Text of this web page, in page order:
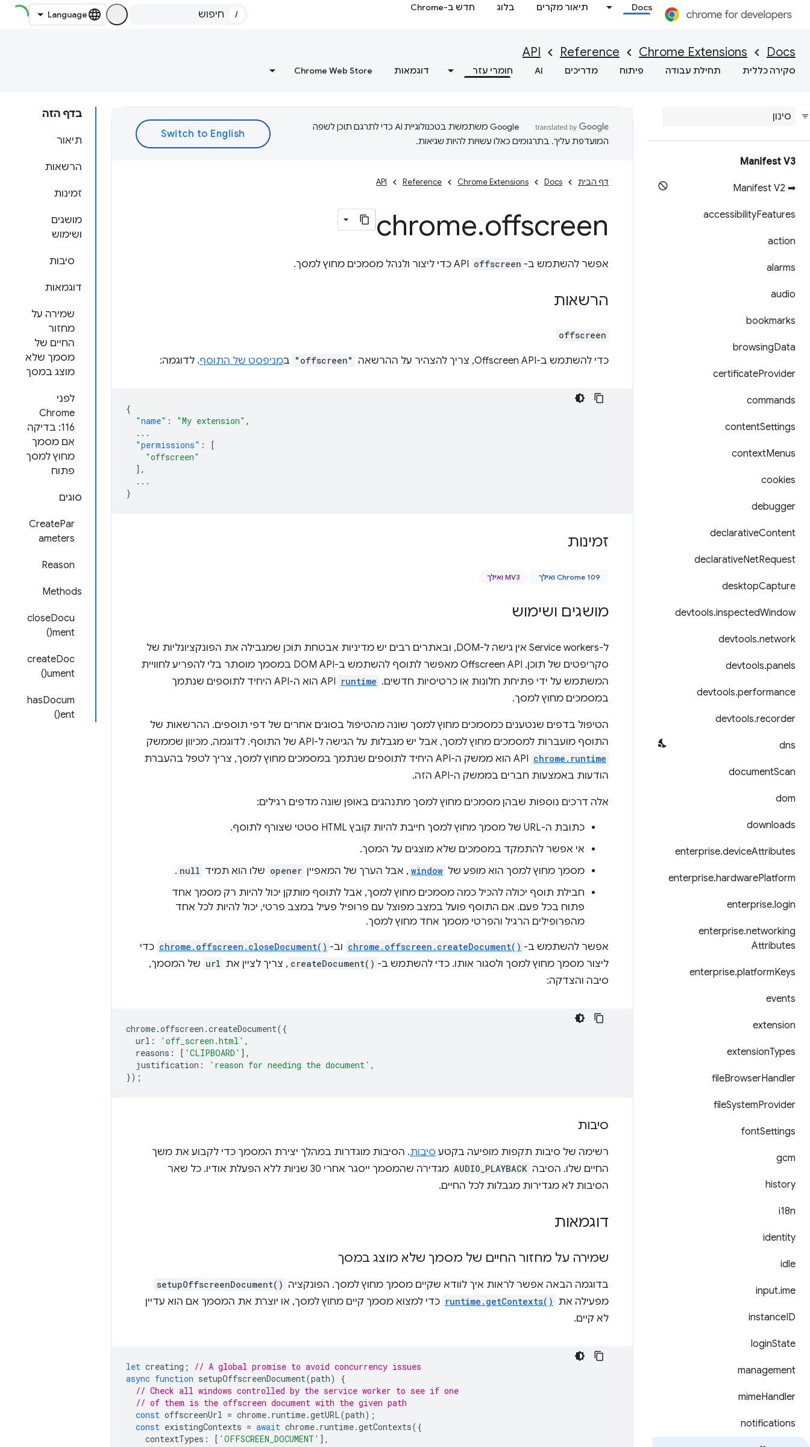
Docs תיאור מקרים בלוג חדש ב-Chrome
/
Docs
Chrome Extensions
Reference
API
סקירה כללית תחילת עבודה פיתוח מדריכים AI חומרי עזר דוגמאות Chrome Web Store
Manifest V3
➡ Manifest V2
accessibilityFeatures
action
alarms
audio
bookmarks
browsingData
certificateProvider
commands
contentSettings
contextMenus
cookies
debugger
declarativeContent
declarativeNetRequest
desktopCapture
devtools.inspectedWindow
devtools.network
devtools.panels
devtools.performance
devtools.recorder
dns
documentScan
dom
downloads
enterprise.deviceAttributes
enterprise.hardwarePlatform
enterprise.login
enterprise.networking
Attributes
enterprise.platformKeys
events
extension
extensionTypes
fileBrowserHandler
fileSystemProvider
fontSettings
gcm
history
i18n
identity
idle
input.ime
instanceID
loginState
management
mimeHandler
notifications
בדף הזה
תיאור
הרשאות
זמינות
מושגים
ושימוש
סיבות
דוגמאות
שמירה על
מחזור
החיים של
מסמך שלא
מוצג במסך
לפני
Chrome
116: בדיקה
אם מסמך
מחוץ למסך
פתוח
סוגים
CreatePar
ameters
Reason
Methods
closeDocu
ment()
createDoc
ument()
hasDocum
ent()
‫Google משתמשת בטכנולוגיית AI כדי לתרגם תוכן לשפה
המועדפת עליך. בתרגומים כאלו עשויות להיות שגיאות.
דף הבית Docs
Chrome Extensions
Reference
API
chrome.offscreen
אפשר להשתמש ב- offscreen
הרשאות
offscreen
כדי להשתמש ב-Offscreen API, צריך להצהיר על ההרשאה "offscreen" במניפסט של התוסף. לדוגמה:
{
"name" : "My extension" ,
...
"permissions" :
[
"offscreen"
],
...
}
זמינות
Chrome 109 ואילך MV3 ואילך
מושגים ושימוש
ל-Service workers אין גישה ל-DOM, ובאתרים רבים יש מדיניות אבטחת תוכן שמגבילה את הפונקציונליות של
סקריפטים של תוכן. ‫Offscreen API מאפשר לתוסף להשתמש ב-DOM API במסמך מוסתר בלי להפריע לחוויית
המשתמש על ידי פתיחת חלונות או כרטיסיות חדשים. ‫ runtime
API הוא ה-API היחיד לתוספים שנתמך
במסמכים מחוץ למסך.
הטיפול בדפים שנטענים כמסמכים מחוץ למסך שונה מהטיפול בסוגים אחרים של דפי תוספים. ההרשאות של
התוסף מועברות למסמכים מחוץ למסך, אבל יש מגבלות על הגישה ל-API של התוסף. לדוגמה, מכיוון שממשק
chrome.runtime
API הוא ממשק ה-API היחיד לתוספים שנתמך במסמכים מחוץ למסך, צריך לטפל בהעברת
הודעות באמצעות חברים בממשק ה-API הזה.
אלה דרכים נוספות שבהן מסמכים מחוץ למסך מתנהגים באופן שונה מדפים רגילים:
כתובת ה-URL של מסמך מחוץ למסך חייבת להיות קובץ HTML סטטי שצורף לתוסף.
אי אפשר להתמקד במסמכים שלא מוצגים על המסך.
מסמך מחוץ למסך הוא מופע של window , אבל הערך של המאפיין opener שלו הוא תמיד null
.
חבילת תוסף יכולה להכיל כמה מסמכים מחוץ למסך, אבל לתוסף מותקן יכול להיות רק מסמך אחד
פתוח בכל פעם. אם התוסף פועל במצב מפוצל עם פרופיל פעיל במצב פרטי, יכול להיות לכל אחד
מהפרופילים הרגיל והפרטי מסמך אחד מחוץ למסך.
אפשר להשתמש ב- chrome.offscreen.createDocument() וב- chrome.offscreen.closeDocument() כדי
ליצור מסמך מחוץ למסך ולסגור אותו. כדי להשתמש ב- createDocument() , צריך לציין את url של המסמך,
סיבה והצדקה:
chrome.offscreen .createDocument({
url : 'off_screen.html' ,
reasons : [ 'CLIPBOARD' ],
justification : 'reason for needing the document' ,
});
סיבות
רשימה של סיבות תקפות מופיעה בקטע סיבות. הסיבות מוגדרות במהלך יצירת המסמך כדי לקבוע את משך
החיים שלו. הסיבה AUDIO_PLAYBACK
מגדירה שהמסמך ייסגר אחרי 30 שניות ללא הפעלת אודיו. כל שאר
הסיבות לא מגדירות מגבלות לכל החיים.
דוגמאות
שמירה על מחזור החיים של מסמך שלא מוצג במסך
בדוגמה הבאה אפשר לראות איך לוודא שקיים מסמך מחוץ למסך. הפונקציה setupOffscreenDocument()
מפעילה את runtime.getContexts() כדי למצוא מסמך קיים מחוץ למסך, או יוצרת את המסמך אם הוא עדיין
לא קיים.
let creating ;
// A global promise to avoid concurrency issues
async function setupOffscreenDocument(path)
{
// Check all windows controlled by the service worker to see if one
// of them is the offscreen document with the given path
const offscreenUrl = chrome. runtime.getURL(path);
const existingContexts = await chrome. runtime.getContexts({
contextTypes : [ 'OFFSCREEN_DOCUMENT' ],